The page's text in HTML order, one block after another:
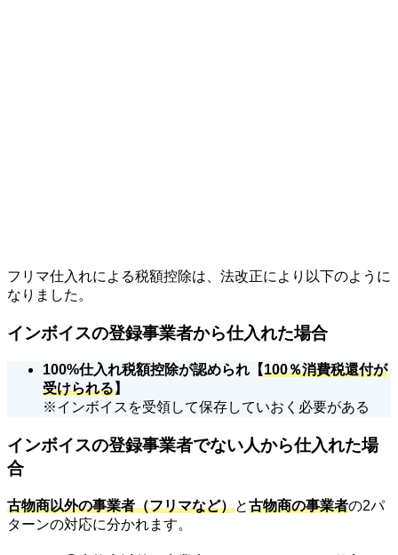
フリマ仕入れによる税額控除は、法改正により以下のように
なりました。
インボイスの登録事業者から仕入れた場合
100%仕入れ税額控除が認められ【100％消費税還付が
受けられる】
※インボイスを受領して保存していおく必要がある
インボイスの登録事業者でない人から仕入れた場
合
古物商以外の事業者（フリマなど）と古物商の事業者の2パ
ターンの対応に分かれます。